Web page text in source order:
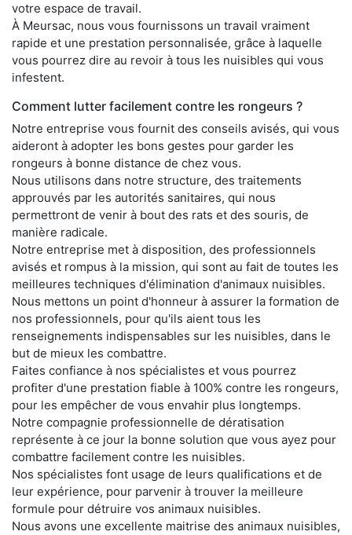
votre espace de travail.
À Meursac, nous vous fournissons un travail vraiment
rapide et une prestation personnalisée, grâce à laquelle
vous pourrez dire au revoir à tous les nuisibles qui vous
infestent.
Comment lutter facilement contre les rongeurs ?
Notre entreprise vous fournit des conseils avisés, qui vous
aideront à adopter les bons gestes pour garder les
rongeurs à bonne distance de chez vous.
Nous utilisons dans notre structure, des traitements
approuvés par les autorités sanitaires, qui nous
permettront de venir à bout des rats et des souris, de
manière radicale.
Notre entreprise met à disposition, des professionnels
avisés et rompus à la mission, qui sont au fait de toutes les
meilleures techniques d'élimination d'animaux nuisibles.
Nous mettons un point d'honneur à assurer la formation de
nos professionnels, pour qu'ils aient tous les
renseignements indispensables sur les nuisibles, dans le
but de mieux les combattre.
Faites confiance à nos spécialistes et vous pourrez
profiter d'une prestation fiable à 100% contre les rongeurs,
pour les empêcher de vous envahir plus longtemps.
Notre compagnie professionnelle de dératisation
représente à ce jour la bonne solution que vous ayez pour
combattre facilement contre les nuisibles.
Nos spécialistes font usage de leurs qualifications et de
leur expérience, pour parvenir à trouver la meilleure
formule pour détruire vos animaux nuisibles.
Nous avons une excellente maitrise des animaux nuisibles,